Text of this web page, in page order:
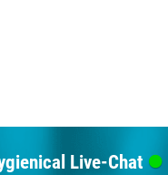
Live-Chat